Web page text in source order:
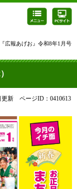
広報あげお』令和8年1月号
更新 ページID：0410613